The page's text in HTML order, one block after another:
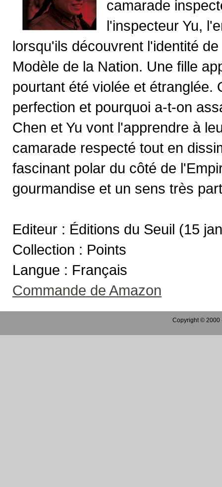
camarade
l'inspecteur Yu,
lorsqu'ils découvrent l'identité
Modèle de la Nation. Une fille
pourtant été violée et
perfection et pourquoi a-t-on
Chen et Yu vont l'apprendre à
camarade respecté tout en
fascinant polar du côté de
gourmandise et un sens très
Editeur : Éditions du Seuil (15
Collection : Points
Langue : Français
Commande de Amazon
Copyright © 2000